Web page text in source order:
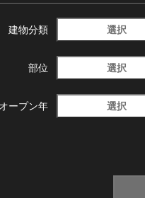
建物分類 選択
部位 選択
オープン年 選択